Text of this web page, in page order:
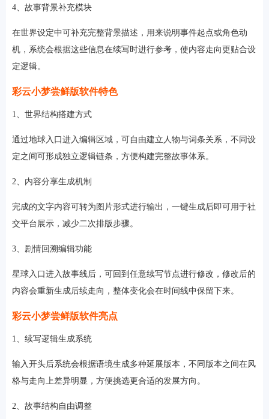
4、故事背景补充模块
在世界设定中可补充完整背景描述，用来说明事件起点或角色动
机，系统会根据这些信息在续写时进行参考，使内容走向更贴合设
定逻辑。
彩云小梦尝鲜版软件特色
1、世界结构搭建方式
通过地球入口进入编辑区域，可自由建立人物与词条关系，不同设
定之间可形成独立逻辑链条，方便构建完整故事体系。
2、内容分享生成机制
完成的文字内容可转为图片形式进行输出，一键生成后即可用于社
交平台展示，减少二次排版步骤。
3、剧情回溯编辑功能
星球入口进入故事线后，可回到任意续写节点进行修改，修改后的
内容会重新生成后续走向，整体变化会在时间线中保留下来。
彩云小梦尝鲜版软件亮点
1、续写逻辑生成系统
输入开头后系统会根据语境生成多种延展版本，不同版本之间在风
格与走向上差异明显，方便挑选更合适的发展方向。
2、故事结构自由调整